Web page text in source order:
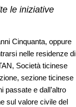
le iniziative
Cinquanta, oppure
nelle residenze di
Società ticinese
sezione ticinese
passate e dall’altro
sul valore civile del